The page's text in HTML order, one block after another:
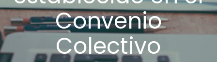
Convenio
Colectivo